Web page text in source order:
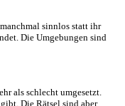
vorhanden.